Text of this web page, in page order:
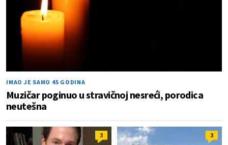
IMAO JE SAMO 45 GODINA
Muzičar poginuo u stravičnoj nesreći, porodica
neutešna
3 3